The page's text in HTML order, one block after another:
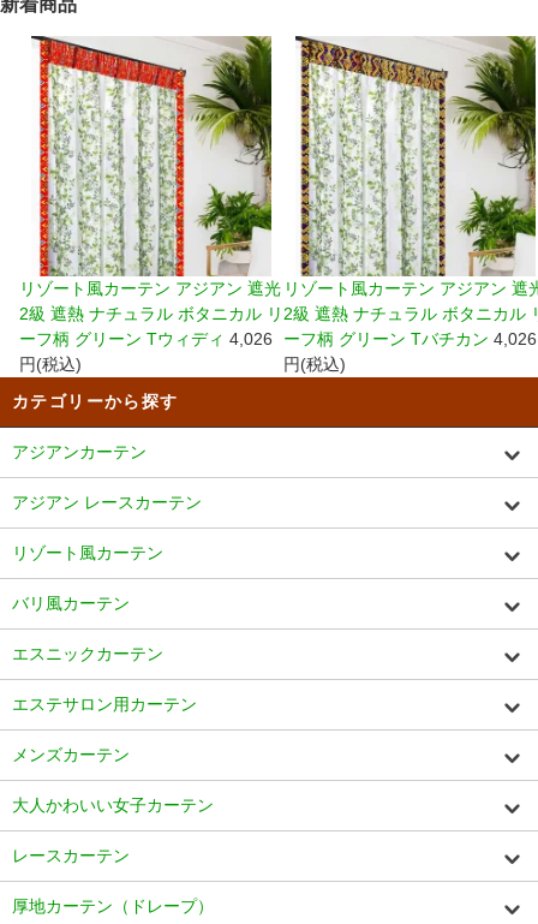
新着商品
リゾート風カーテン アジアン 遮光
2級 遮熱 ナチュラル ボタニカル リ
ーフ柄 グリーン Tウィディ 4,026
円(税込)
リゾート風カーテン アジアン 遮
2級 遮熱 ナチュラル ボタニカル
ーフ柄 グリーン Tバチカン 4,026
円(税込)
カテゴリーから探す
アジアンカーテン
アジアン レースカーテン
リゾート風カーテン
バリ風カーテン
エスニックカーテン
エステサロン用カーテン
メンズカーテン
大人かわいい女子カーテン
レースカーテン
厚地カーテン（ドレープ）